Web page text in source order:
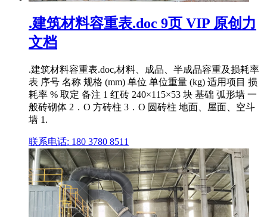
.建筑材料容重表.doc 9页 VIP 原创力
文档
.建筑材料容重表.doc,材料、成品、半成品容重及损耗率
表 序号 名称 规格 (mm) 单位 单位重量 (kg) 适用项目 损
耗率 % 取定 备注 1 红砖 240×115×53 块 基础 弧形墙 一
般砖砌体 2．O 方砖柱 3．O 圆砖柱 地面、屋面、空斗
墙 1.
联系电话: 180 3780 8511